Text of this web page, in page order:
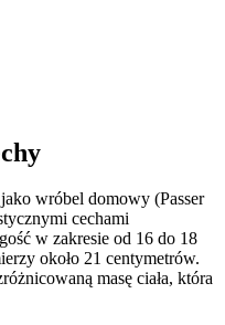
wróbel domowy (Passer
cechami
w zakresie od 16 do 18
około 21 centymetrów.
masę ciała, która